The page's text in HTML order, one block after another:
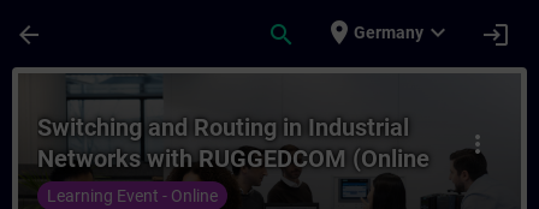
arrow_back search place Germany expand_more login
Kurs - Switching and Routing in
more_vert
Switching and Routing in Industrial
Networks with RUGGEDCOM (Online
Training)
Learning Event - Online